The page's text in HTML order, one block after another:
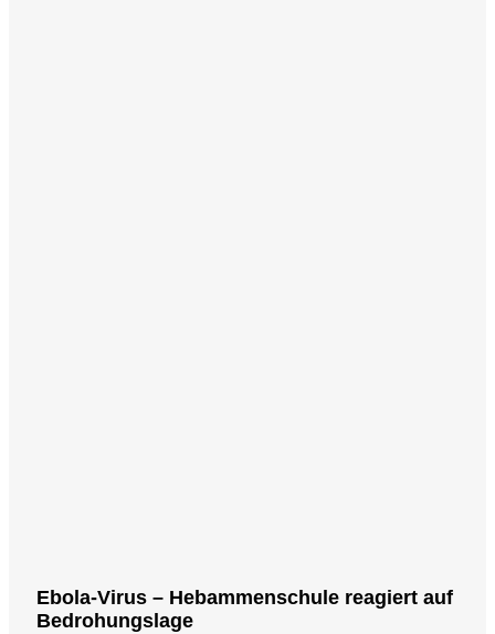
Ebola-Virus – Hebammenschule reagiert auf
Bedrohungslage